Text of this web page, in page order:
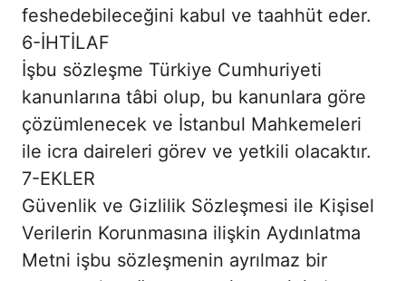
feshedebileceğini kabul ve taahhüt eder.
6-İHTİLAF
İşbu sözleşme Türkiye Cumhuriyeti
kanunlarına tâbi olup, bu kanunlara göre
çözümlenecek ve İstanbul Mahkemeleri
ile icra daireleri görev ve yetkili olacaktır.
7-EKLER
Güvenlik ve Gizlilik Sözleşmesi ile Kişisel
Verilerin Korunmasına ilişkin Aydınlatma
Metni işbu sözleşmenin ayrılmaz bir